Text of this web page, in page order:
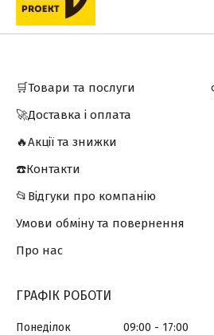
🛒Товари та послуги
🚀Доставка і оплата
🔥Акції та знижки
☎️Контакти
📂Відгуки про компанію
Умови обміну та повернення
Про нас
ГРАФІК РОБОТИ
Понеділок 09:00
17:00